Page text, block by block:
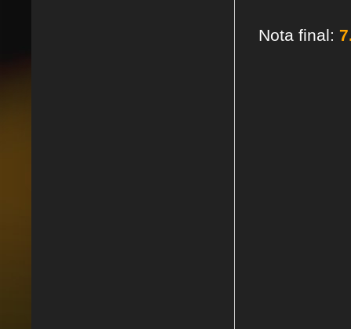
Nota final: